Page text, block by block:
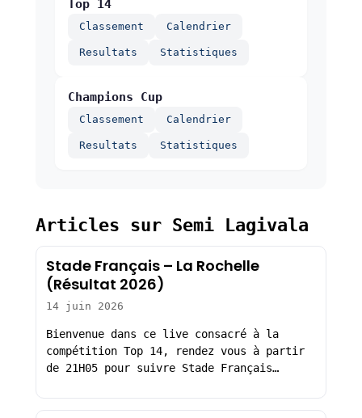
Top 14
Classement Calendrier
Resultats Statistiques
Champions Cup
Classement Calendrier
Resultats Statistiques
Articles sur Semi Lagivala
Stade Français – La Rochelle
(Résultat 2026)
14 juin 2026
Bienvenue dans ce live consacré à la
compétition Top 14, rendez vous à partir
de 21H05 pour suivre Stade Français…